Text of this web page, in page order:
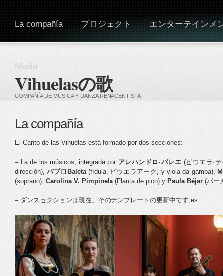
Vihuelasの歌
COMPAÑÍA DE MÚSICA Y DANZA RENACENTISTA
La compañía プロジェクト エンターテインメ
Media
La compañía
El Canto de las Vihuelas está formado por dos secciones:
– La de los músicos, integrada por アレハンドロ·バレエ (ビウエラ·
dirección),パブロBaleta(fídula, ビウエラアーク, y viola da gamba),
(soprano), Carolina V. Pimpinela (Flauta de pico) y Paula Béjar (パー
– ダンスセクションは現在、そのテンプレートの更新中です,es.